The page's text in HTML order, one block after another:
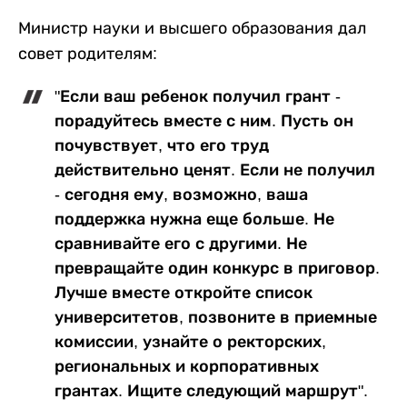
Министр науки и высшего образования дал
совет родителям:
"Если ваш ребенок получил грант -
порадуйтесь вместе с ним. Пусть он
почувствует, что его труд
действительно ценят. Если не получил
- сегодня ему, возможно, ваша
поддержка нужна еще больше. Не
сравнивайте его с другими. Не
превращайте один конкурс в приговор.
Лучше вместе откройте список
университетов, позвоните в приемные
комиссии, узнайте о ректорских,
региональных и корпоративных
грантах. Ищите следующий маршрут".